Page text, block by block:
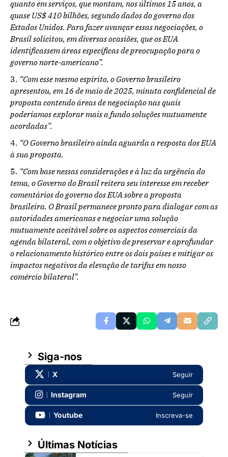
quanto em serviços, que montam, nos últimos 15 anos, a
quase US$ 410 bilhões, segundo dados do governo dos
Estados Unidos. Para fazer avançar essas negociações, o
Brasil solicitou, em diversas ocasiões, que os EUA
identificassem áreas específicas de preocupação para o
governo norte-americano”.
“Com esse mesmo espírito, o Governo brasileiro
apresentou, em 16 de maio de 2025, minuta confidencial de
proposta contendo áreas de negociação nas quais
poderíamos explorar mais a fundo soluções mutuamente
acordadas”.
“O Governo brasileiro ainda aguarda a resposta dos EUA
à sua proposta.
“Com base nessas considerações e à luz da urgência do
tema, o Governo do Brasil reitera seu interesse em receber
comentários do governo dos EUA sobre a proposta
brasileira. O Brasil permanece pronto para dialogar com as
autoridades americanas e negociar uma solução
mutuamente aceitável sobre os aspectos comerciais da
agenda bilateral, com o objetivo de preservar e aprofundar
o relacionamento histórico entre os dois países e mitigar os
impactos negativos da elevação de tarifas em nosso
comércio bilateral”.
Siga-nos
X Seguir
Instagram Seguir
Youtube Inscreva-se
Últimas Notícias